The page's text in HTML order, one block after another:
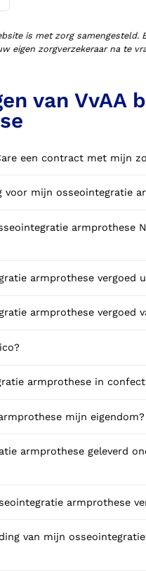
is met zorg
eigen zorgverzekeraar na te
van VvAA
een contract met mijn
voor mijn osseointegratie
armprothese
armprothese vergoed
armprothese vergoed
armprothese in
mijn eigendom?
armprothese geleverd
armprothese
van mijn